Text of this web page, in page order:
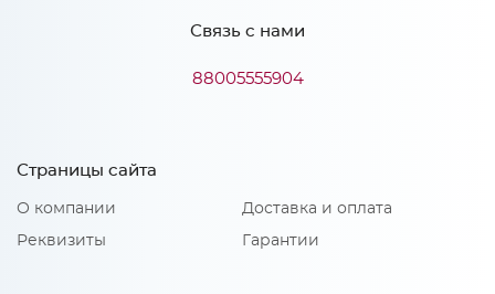
ЛДСП
Материал 2: МДФ
Связь с нами
88005555904
Страницы сайта
О компании
Реквизиты
Доставка и оплата
Гарантии